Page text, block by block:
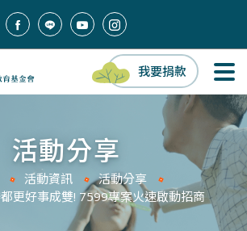
我要捐款
活動分享
活動資訊
活動分享
都更好事成雙! 7599專案火速啟動招商